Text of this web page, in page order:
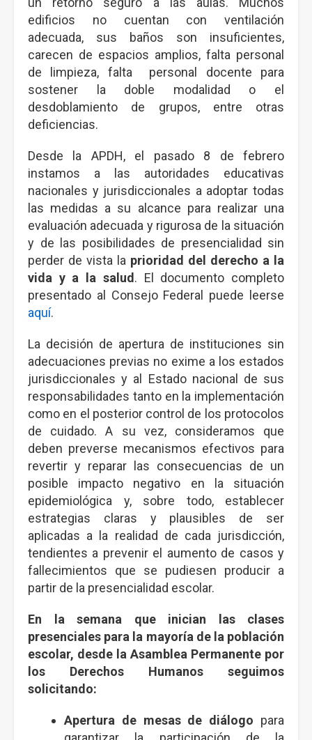
edificios no cuentan con ventilación
adecuada, sus baños son insuficientes,
carecen de espacios amplios, falta personal
de limpieza, falta personal docente para
sostener la doble modalidad o el
desdoblamiento de grupos, entre otras
deficiencias.
Desde la APDH, el pasado 8 de febrero
instamos a las autoridades educativas
nacionales y jurisdiccionales a adoptar todas
las medidas a su alcance para realizar una
evaluación adecuada y rigurosa de la situación
y de las posibilidades de presencialidad sin
perder de vista la prioridad del derecho a la
vida y a la salud . El documento completo
presentado al Consejo Federal puede leerse
aquí.
La decisión de apertura de instituciones sin
adecuaciones previas no exime a los estados
jurisdiccionales y al Estado nacional de sus
responsabilidades tanto en la implementación
como en el posterior control de los protocolos
de cuidado. A su vez, consideramos que
deben preverse mecanismos efectivos para
revertir y reparar las consecuencias de un
posible impacto negativo en la situación
epidemiológica y, sobre todo, establecer
estrategias claras y plausibles de ser
aplicadas a la realidad de cada jurisdicción,
tendientes a prevenir el aumento de casos y
fallecimientos que se pudiesen producir a
partir de la presencialidad escolar.
En la semana que inician las clases
presenciales para la mayoría de la población
escolar, desde la Asamblea Permanente por
los Derechos Humanos seguimos
solicitando:
Apertura de mesas de diálogo para